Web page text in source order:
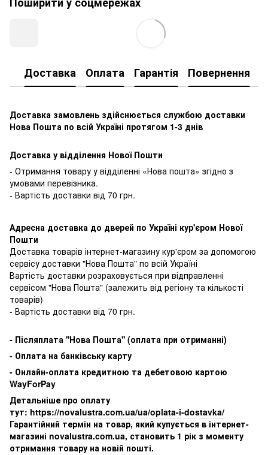
Доставка Оплата Гарантія Повернення
Доставка замовлень здійснюється службою доставки
Нова Пошта по всій Україні протягом 1-3 днів
Доставка у відділення Нової Пошти
- Отримання товару у відділенні «Нова пошта» згідно з
умовами перевізника.
- Вартість доставки від 70 грн.
Адресна доставка до дверей по Україні кур'єром Нової
Пошти
Доставка товарів інтернет-магазину кур'єром за допомогою
сервісу доставки "Нова Пошта" по всій Україні
Вартість доставки розраховується при відправленні
сервісом "Нова Пошта" (залежить від регіону та кількості
товарів)
- Вартість доставки від 70 грн.
- Післяплата ''Нова Пошта'' (оплата при отриманні)
- Оплата на банківську карту
- Онлайн-оплата кредитною та дебетовою картою
WayForPay
Детальніше про оплату
тут: https://novalustra.com.ua/ua/oplata-i-dostavka/
Гарантійний термін на товар, який купується в інтернет-
магазині novalustra.com.ua, становить 1 рік з моменту
отримання товару на новій пошті.